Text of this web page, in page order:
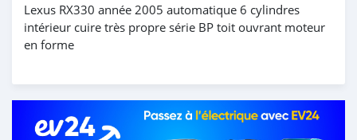
Lexus RX330 année 2005 automatique 6 cylindres
intérieur cuire très propre série BP toit ouvrant moteur
en forme